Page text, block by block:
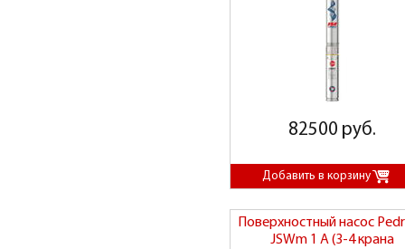
82500 руб.
Поверхностный насос
JSWm 1 A (3-4 крана